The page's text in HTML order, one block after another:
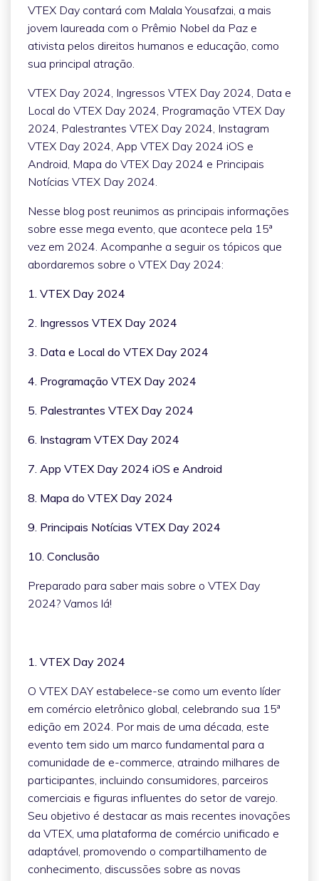
VTEX Day contará com Malala Yousafzai, a mais
jovem laureada com o Prêmio Nobel da Paz e
ativista pelos direitos humanos e educação, como
sua principal atração.
VTEX Day 2024, Ingressos VTEX Day 2024, Data e
Local do VTEX Day 2024, Programação VTEX Day
2024, Palestrantes VTEX Day 2024, Instagram
VTEX Day 2024, App VTEX Day 2024 iOS e
Android, Mapa do VTEX Day 2024 e Principais
Notícias VTEX Day 2024.
Nesse blog post reunimos as principais informações
sobre esse mega evento, que acontece pela 15ª
vez em 2024. Acompanhe a seguir os tópicos que
abordaremos sobre o VTEX Day 2024:
1. VTEX Day 2024
2. Ingressos VTEX Day 2024
3. Data e Local do VTEX Day 2024
4. Programação VTEX Day 2024
5. Palestrantes VTEX Day 2024
6. Instagram VTEX Day 2024
7. App VTEX Day 2024 iOS e Android
8. Mapa do VTEX Day 2024
9. Principais Notícias VTEX Day 2024
10. Conclusão
Preparado para saber mais sobre o VTEX Day
2024? Vamos lá!
1. VTEX Day 2024
O VTEX DAY estabelece-se como um evento líder
em comércio eletrônico global, celebrando sua 15ª
edição em 2024. Por mais de uma década, este
evento tem sido um marco fundamental para a
comunidade de e-commerce, atraindo milhares de
participantes, incluindo consumidores, parceiros
comerciais e figuras influentes do setor de varejo.
Seu objetivo é destacar as mais recentes inovações
da VTEX, uma plataforma de comércio unificado e
adaptável, promovendo o compartilhamento de
conhecimento, discussões sobre as novas